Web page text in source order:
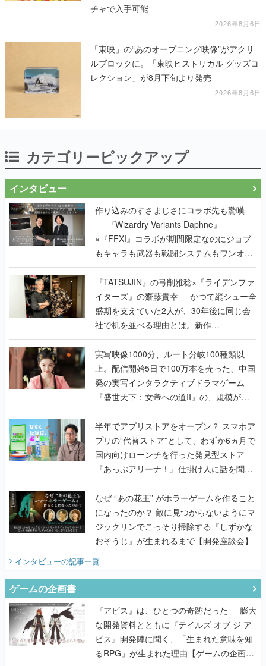
チャで入手可能
2026年8月6日
「東映」の“あのオープニング映像”がアクリ
ルブロックに。「東映ヒストリカル グッズコ
レクション」が8月下旬より発売
2026年8月6日
カテゴリーピックアップ
インタビュー
作り込みのすさまじさにコラボ先も驚嘆
──『Wizardry Variants Daphne』
×『FFXI』コラボが期間限定なのにジョブ
もキャラも武器も戦闘システムもワンオフ
で作り込まれた理由を両ディレクターに聞
く
『TATSUJIN』の弓削雅稔×『ライデンファ
イターズ』の齋藤貴幸──かつて縦シュー全
盛期を支えていた2人が、30年後に同じ会
社で机を並べる理由とは。新作
『TATSUJIN EXTREME』で初タッグを組
んだレジェンド2人に訊く開発秘話
実写映像1000分、ルート分岐100種類以
上。配信開始5日で100万本を売った、中国
発の実写インタラクティブドラマゲーム
『盛世天下：女帝への道II』の、規模が違
うこだわりをプロデューサーに聞いた
半年でアプリストアをオープン？ スマホア
プリの“代替ストア”として、わずか6ヵ月で
国内向けローンチを行った発見型ストア
『あっぷアリーナ！』仕掛け人に話を聞い
てみた
なぜ “あの花王” がホラーゲームを作ること
になったのか？ 敵に見つからないようにマ
ジックリンでこっそり掃除する『しずかな
おそうじ』が生まれるまで【開発座談会】
インタビューの記事一覧
ゲームの企画書
『アビス』は、ひとつの奇跡だった──膨大
な開発資料とともに『テイルズ オブ ジ ア
ビス』開発陣に聞く、「生まれた意味を知
るRPG」が生まれた理由【ゲームの企画